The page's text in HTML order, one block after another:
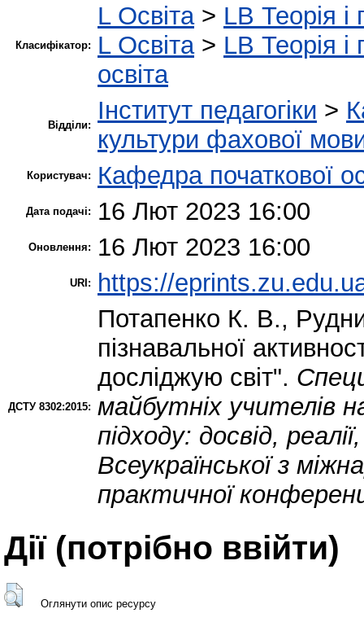
Класифікатор:
L Освіта> LB Теорія і
L Освіта> LB Теорія і
освіта
Відділи:
Інститут педагогіки >
культури фахової
Користувач: Кафедра початкової
Дата подачі: 16 Лют 2023 16:00
Оновлення: 16 Лют 2023 16:00
URI: https://
ДСТУ 8302:2015:
Потапенко К. В.,
пізнавальної
досліджую світ".
майбутніх учителів
підходу: досвід,
Всеукраїнської з
практичної
Дії ​​(потрібно ввійти)
Оглянути опис ресурсу